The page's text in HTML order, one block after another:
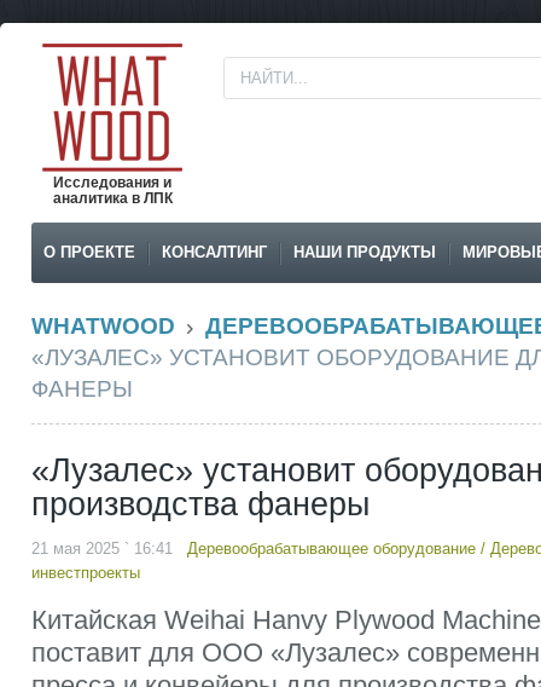
Исследования и
аналитика в ЛПК
О ПРОЕКТЕ КОНСАЛТИНГ НАШИ ПРОДУКТЫ
WHATWOOD
«ЛУЗАЛЕС» УСТАНОВИТ ОБОРУДОВАНИЕ
ФАНЕРЫ
«Лузалес» установит
производства фанеры
21 мая 2025 ` 16:41 Деревообрабатывающее оборудование /
инвестпроекты
Китайская Weihai Hanvy Plywood
поставит для ООО «Лузалес»